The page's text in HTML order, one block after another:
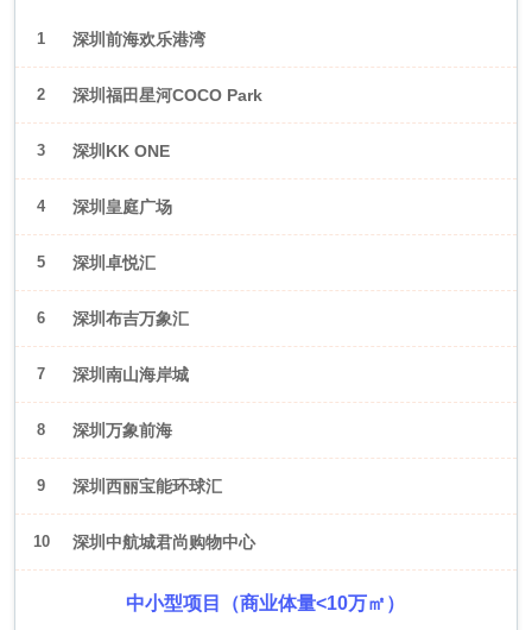
1 深圳前海欢乐港湾
2 深圳福田星河COCO Park
3 深圳KK ONE
4 深圳皇庭广场
5 深圳卓悦汇
6 深圳布吉万象汇
7 深圳南山海岸城
8 深圳万象前海
9 深圳西丽宝能环球汇
10 深圳中航城君尚购物中心
中小型项目（商业体量<10万㎡）